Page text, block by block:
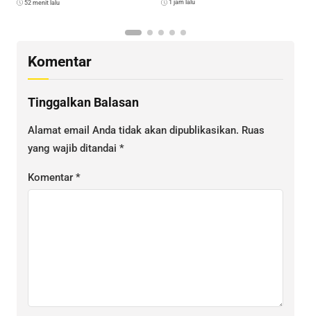
52 menit lalu 1 jam lalu
Komentar
Tinggalkan Balasan
Alamat email Anda tidak akan dipublikasikan. Ruas
yang wajib ditandai *
Komentar *